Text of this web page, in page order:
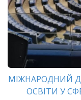
МІЖНАРОДНИЙ
ОСВІТИ У